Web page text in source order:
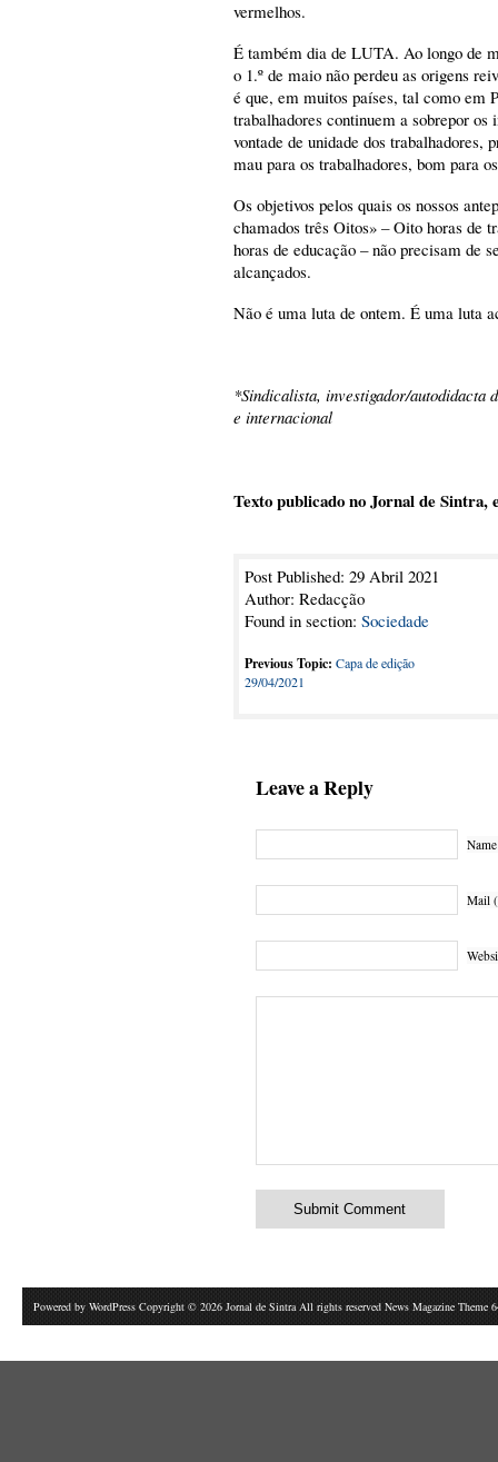
vermelhos.
É também dia de LUTA. Ao longo de
o 1.º de maio não perdeu as origens
é que, em muitos países, tal como em
trabalhadores continuem a sobrepor os
vontade de unidade dos trabalhadores,
mau para os trabalhadores, bom para
Os objetivos pelos quais os nossos
chamados três Oitos» – Oito horas de
horas de educação – não precisam de
alcançados.
Não é uma luta de ontem. É uma luta
*Sindicalista, investigador/autodidacta
e internacional
Texto publicado no Jornal de Sintra,
Post Published: 29 Abril 2021
Author: Redacção
Found in section: Sociedade
Previous Topic: Capa de edição
29/04/2021
Leave a Reply
Mail
Powered by WordPress Copyright © 2026 Jornal de Sintra All rights reserved News Magazine Theme